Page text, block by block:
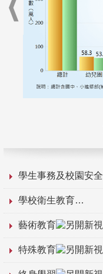
學生事務及校園安全
學校衛生教育
藝術教育
特殊教育